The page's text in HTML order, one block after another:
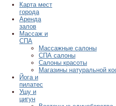
Карта мест
города
Аренда
залов
Массаж и
СПА
Массажные салоны
СПА салоны
Салоны красоты
Магазины натуральной
Йога и
пилатес
Ушу и
цигун